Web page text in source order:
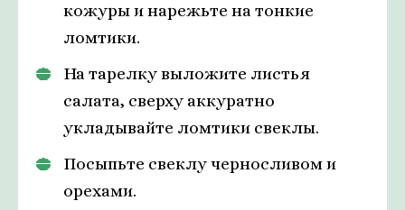
кожуры и нарежьте на тонкие
ломтики.
На тарелку выложите листья
салата, сверху аккуратно
укладывайте ломтики свеклы.
Посыпьте свеклу черносливом и
орехами.